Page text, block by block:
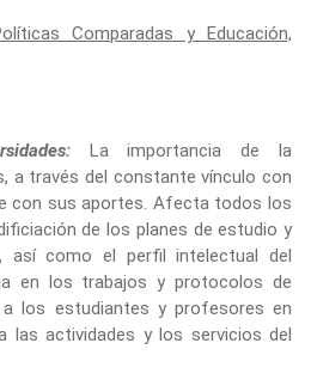
Comparadas y Educación,
La importancia de la
a través del constante vínculo con
con sus aportes. Afecta todos los
de los planes de estudio y
así como el perfil intelectual del
en los trabajos y protocolos de
los estudiantes y profesores en
las actividades y los servicios del